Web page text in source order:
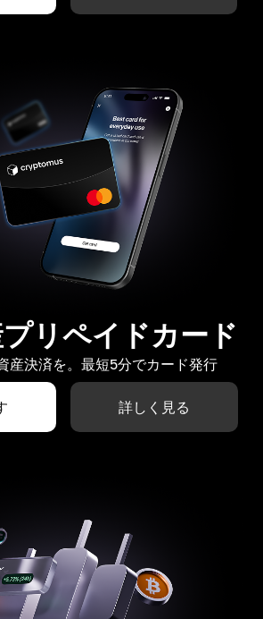
リペイドカード
産決済を。最短5分でカード発行
詳しく見る